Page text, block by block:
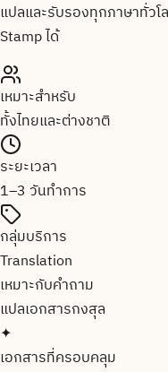
แปลและรับรองทุกภาษาทั่วโ
Stamp ได้
เหมาะสำหรับ
ทั้งไทยและต่างชาติ
ระยะเวลา
1–3 วันทำการ
กลุ่มบริการ
Translation
เหมาะกับคำถาม
แปลเอกสารกงสุล
✦
เอกสารที่ครอบคลุม